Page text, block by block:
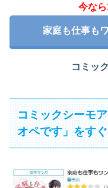
今な
家庭も仕事も
コミッ
コミックシーモ
オペです」をす